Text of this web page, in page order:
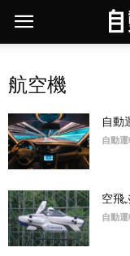
航空機
自動
自動
空飛
自動